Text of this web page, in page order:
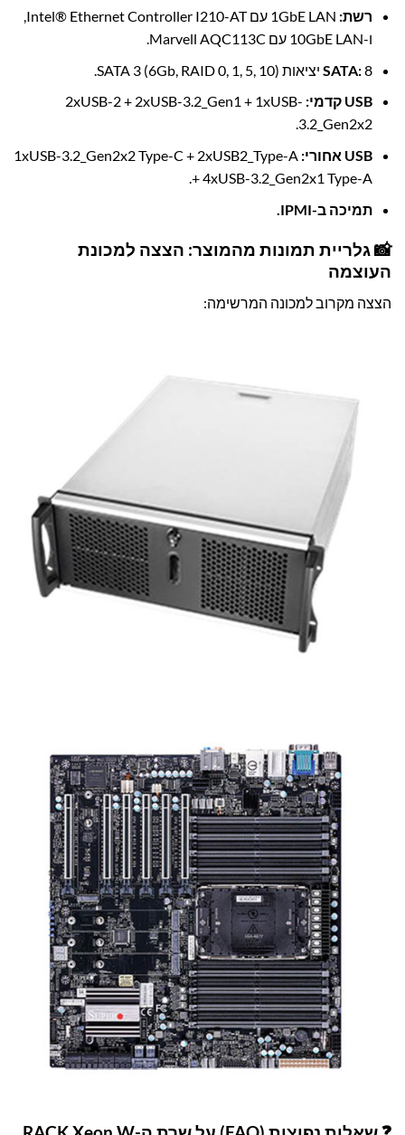
רשת:
1GbE LAN עם Intel® Ethernet Controller I210-AT,
ו-10GbE LAN עם Marvell AQC113C.
SATA:8 יציאות SATA 3 (6Gb, RAID 0, 1, 5, 10).
USB קדמי:
2xUSB-2 + 2xUSB-3.2_Gen1 + 1xUSB-
3.2_Gen2x2.
USB אחורי:
1xUSB-3.2_Gen2x2 Type-C + 2xUSB2_Type-A
+ 4xUSB-3.2_Gen2x1 Type-A.
תמיכה ב-IPMI.
📸 גלריית תמונות מהמוצר: הצצה למכונת
העוצמה
הצצה מקרוב למכונה המרשימה: